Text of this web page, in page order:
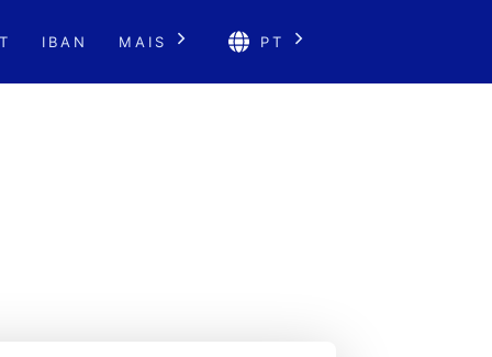
IBAN MAIS PT